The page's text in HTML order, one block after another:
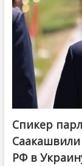
Спикер
РФ в